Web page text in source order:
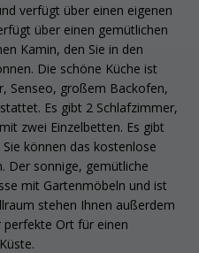
verfügt über einen eigenen
über einen gemütlichen
Kamin, den Sie in den
Die schöne Küche ist
Senseo, großem Backofen,
Es gibt 2 Schlafzimmer,
zwei Einzelbetten. Es gibt
können das kostenlose
Der sonnige, gemütliche
mit Gartenmöbeln und ist
stehen Ihnen außerdem
perfekte Ort für einen